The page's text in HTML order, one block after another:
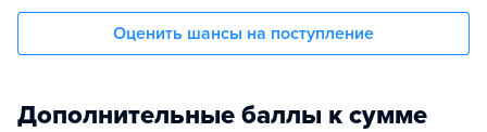
Оценить шансы на поступление
Дополнительные баллы к сумме